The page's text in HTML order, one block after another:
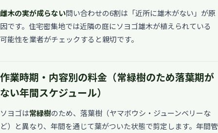
雌木の実が成らない問い合わせの6割は「近所に雄木がない」が原
因です。住宅密集地では近隣の庭にソヨゴ雄木が植えられている
可能性を業者がチェックすると親切です。
作業時期・内容別の料金（常緑樹のため落葉期が
ない年間スケジュール）
ソヨゴは常緑樹のため、落葉樹（ヤマボウシ・ジューンベリーな
ど）と異なり、年間を通じて葉がついた状態で剪定します。年間管